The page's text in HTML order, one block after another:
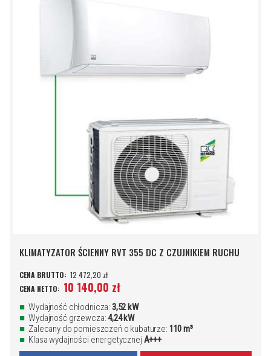
KLIMATYZATOR ŚCIENNY RVT 355 DC Z CZUJNIKIEM RUCHU
12 472,20 zł
10 140,00 zł
Wydajność chłodnicza: 3,52 kW
Wydajność grzewcza:4,24 kW
Zalecany do pomieszczeń o kubaturze: 110 m³
Klasa wydajności energetycznej A+++